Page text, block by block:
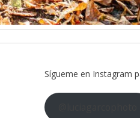
Sígueme en Instagram